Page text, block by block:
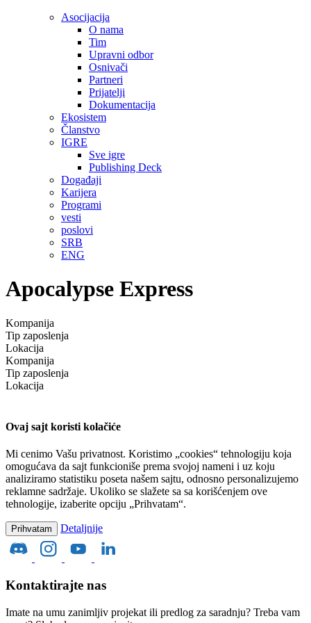
Asocijacija
O nama
Tim
Upravni odbor
Osnivači
Partneri
Prijatelji
Dokumentacija
Ekosistem
Članstvo
IGRE
Sve igre
Publishing Deck
Događaji
Karijera
Programi
vesti
poslovi
SRB
ENG
Apocalypse Express
Kompanija
Tip zaposlenja
Lokacija
Kompanija
Tip zaposlenja
Lokacija
Ovaj sajt koristi kolačiće
Mi cenimo Vašu privatnost. Koristimo „cookies“ tehnologiju koja
omogućava da sajt funkcioniše prema svojoj nameni i uz koju
analiziramo statistiku poseta našem sajtu, odnosno personalizujemo
reklamne sadržaje. Ukoliko se slažete sa sa korišćenjem ove
tehnologije, izaberite opciju „Prihvatam“.
Prihvatam Detaljnije
Kontaktirajte nas
Imate na umu zanimljiv projekat ili predlog za saradnju? Treba vam